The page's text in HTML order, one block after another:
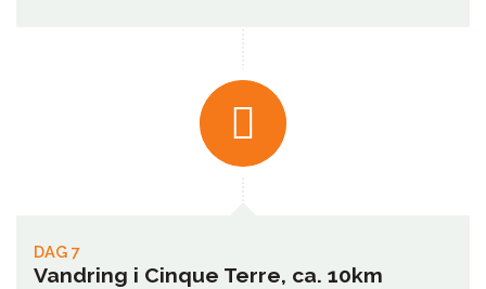
DAG 7
Vandring i Cinque Terre, ca. 10km